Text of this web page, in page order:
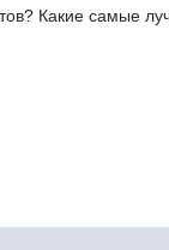
Какие самые